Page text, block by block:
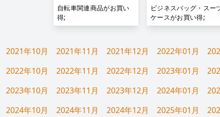
自転車関連商品がお買い
得;
ビジネスバッグ・スー
ケースがお買い得;
2021年10月 2021年11月 2021年12月 2022年01月
2022年10月 2022年11月 2022年12月 2023年01月
2023年10月 2023年11月 2023年12月 2024年01月
2024年10月 2024年11月 2024年12月 2025年01月